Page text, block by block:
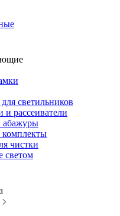
светильников
и рассеиватели
чистки
светом